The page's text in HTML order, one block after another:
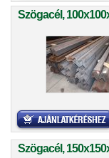
Szögacél,
Szögacél,